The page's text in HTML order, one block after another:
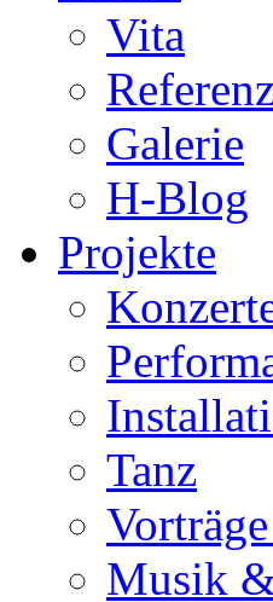
Vita
Galerie
H-Blog
Projekte
Tanz
Musik